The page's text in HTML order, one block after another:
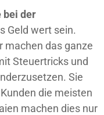
bei der
Geld wert sein.
machen das ganze
Steuertricks und
Sie
die meisten
machen dies nur